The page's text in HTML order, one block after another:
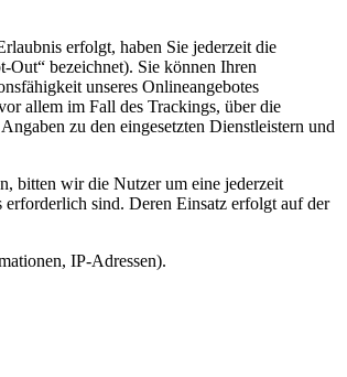
erfolgt, haben Sie jederzeit die
bezeichnet). Sie können Ihren
unseres Onlineangebotes
allem im Fall des Trackings, über die
zu den eingesetzten Dienstleistern und
bitten wir die Nutzer um eine jederzeit
sind. Deren Einsatz erfolgt auf der
IP-Adressen).